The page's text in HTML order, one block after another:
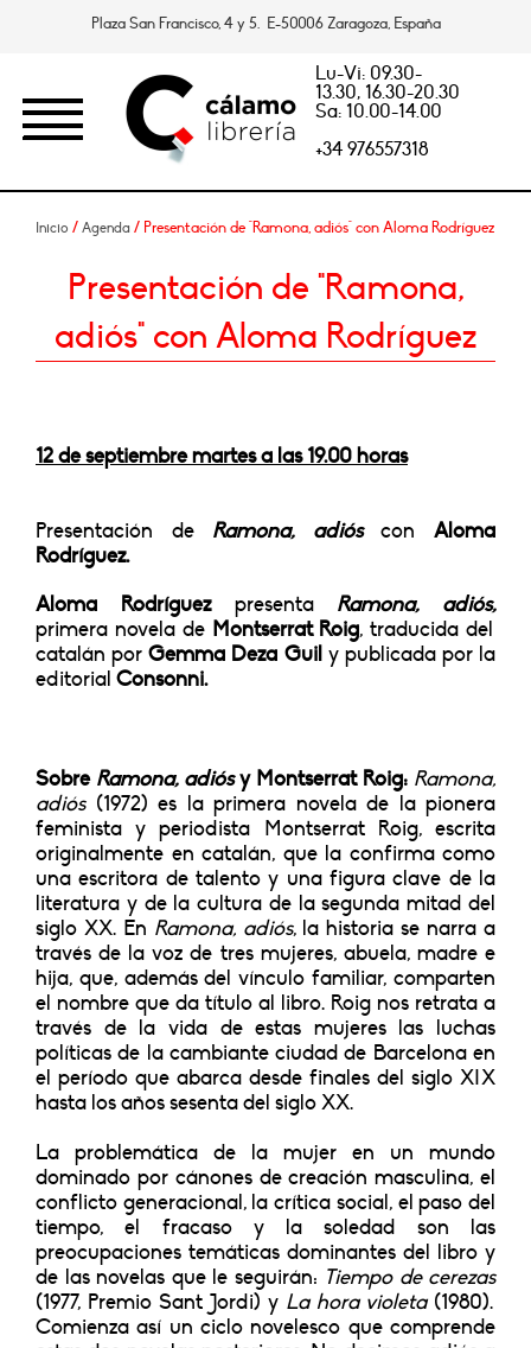
Plaza San Francisco, 4 y 5. E-50006 Zaragoza, España
Lu-Vi: 09.30-
13.30, 16.30-20.30
Sa: 10.00-14.00
+34 976557318
Inicio / Agenda / Presentación de "Ramona, adiós" con Aloma Rodríguez
Presentación de "Ramona,
adiós" con Aloma Rodríguez
12 de septiembre martes a las 19.00 horas
Presentación de Ramona, adiósconAloma
Rodríguez.
Aloma Rodríguezpresenta Ramona, adiós,
primera novela de Montserrat Roig, traducida del
catalán porGemma Deza Guil y publicada por la
editorial Consonni.
Sobre Ramona, adiósy Montserrat Roig: Ramona,
adiós(1972) es la primera novela de la pionera
feminista y periodista Montserrat Roig, escrita
originalmente en catalán, que la confirma como
una escritora de talento y una figura clave de la
literatura y de la cultura de la segunda mitad del
siglo XX. En Ramona, adiós, la historia se narra a
través de la voz de tres mujeres, abuela, madre e
hija, que, además del vínculo familiar, comparten
el nombre que da título al libro. Roig nos retrata a
través de la vida de estas mujeres las luchas
políticas de la cambiante ciudad de Barcelona en
el período que abarca desde finales del siglo XIX
hasta los años sesenta del siglo XX.
La problemática de la mujer en un mundo
dominado por cánones de creación masculina, el
conflicto generacional, la crítica social, el paso del
tiempo, el fracaso y la soledad son las
preocupaciones temáticas dominantes del libro y
de las novelas que le seguirán: Tiempo de cerezas
(1977, Premio Sant Jordi) y La hora violeta(1980).
Comienza así un ciclo novelesco que comprende